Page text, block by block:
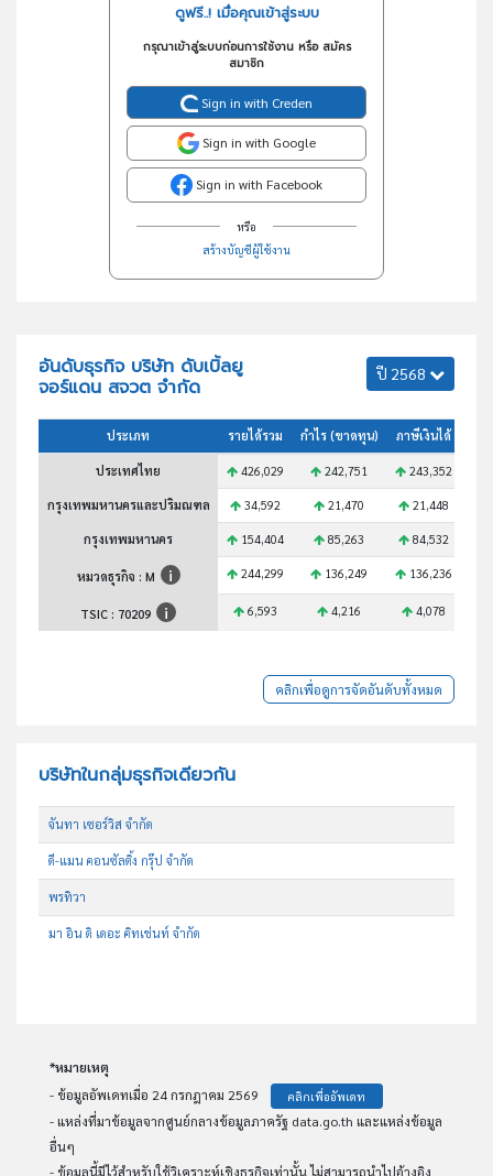
ดูฟรี..! เมื่อคุณเข้าสู่ระบบ
กรุณาเข้าสู่ระบบก่อนการใช้งาน หรือ สมัคร
สมาชิก
Sign in with Creden
Sign in with Google
Sign in with Facebook
หรือ
สร้างบัญชีผู้ใช้งาน
อันดับธุรกิจ บริษัท ดับเบิ้ลยู
จอร์แดน สจวต จำกัด
ปี 2568
ประเภท รายได้รวม กำไร (ขาดทุน) ภาษีเงินได้
ประเทศไทย 426,029 242,751 243,352
กรุงเทพมหานครและปริมณฑล 34,592 21,470 21,448
กรุงเทพมหานคร 154,404 85,263 84,532
หมวดธุรกิจ : M 244,299 136,249 136,236
TSIC : 70209 6,593 4,216 4,078
คลิกเพื่อดูการจัดอันดับทั้งหมด
บริษัทในกลุ่มธุรกิจเดียวกัน
จันทา เซอร์วิส จำกัด
ดี-แมน คอนซัลติ้ง กรุ๊ป จำกัด
พรทิวา
มา อิน ดิ เดอะ คิทเช่นท์ จำกัด
*หมายเหตุ
- ข้อมูลอัพเดทเมื่อ 24 กรกฎาคม 2569
คลิกเพื่ออัพเดท
- แหล่งที่มาข้อมูลจากศูนย์กลางข้อมูลภาครัฐ data.go.th และแหล่งข้อมูล
อื่นๆ
- ข้อมูลนี้มีไว้สำหรับใช้วิเคราะห์เชิงธุรกิจเท่านั้น ไม่สามารถนำไปอ้างอิง